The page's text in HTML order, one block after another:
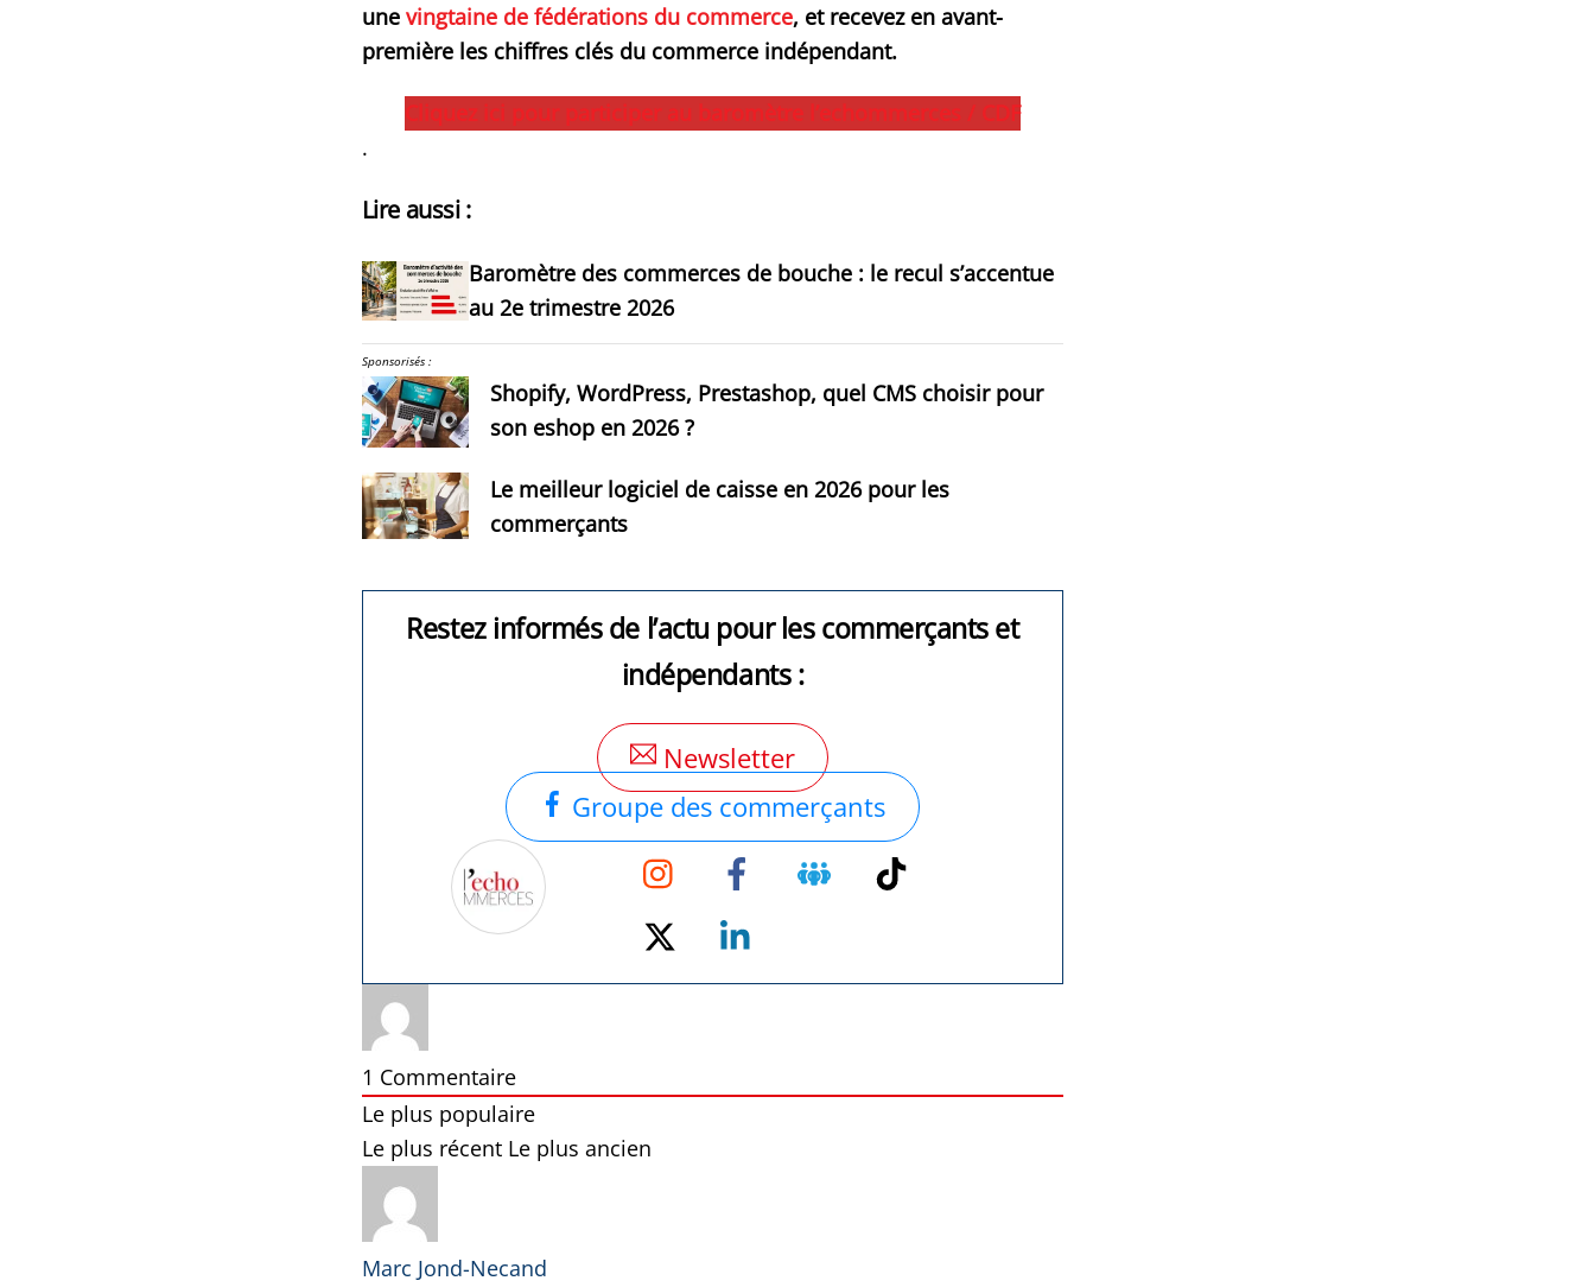
une vingtaine de fédérations du commerce, et recevez en avant-
première les chiffres clés du commerce indépendant.
Cliquez ici pour participer au baromètre l’echommerces / CDF
.
Lire aussi :
Baromètre des commerces de bouche : le recul s’accentue
au 2e trimestre 2026
Sponsorisés :
Shopify, WordPress, Prestashop, quel CMS choisir pour
son eshop en 2026 ?
Le meilleur logiciel de caisse en 2026 pour les
commerçants
Restez informés de l’actu pour les commerçants et
indépendants :
Newsletter
Groupe des commerçants
InstagramFacebook Groupe
Facebook
Twitter
1 Commentaire
Le plus populaire
Le plus récent Le plus ancien
Marc Jond-Necand